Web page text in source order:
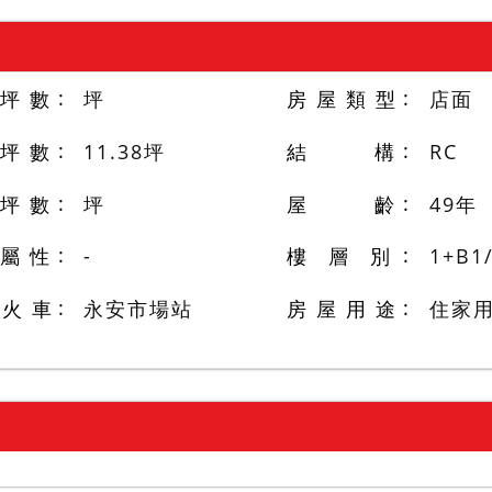
數
坪
數
11.38坪
數
坪
性
-
車
永安市場站
房 屋 類 型
店面
結 構
RC
屋 齡
49年
樓 層 別
1+B1
房 屋 用 途
住家